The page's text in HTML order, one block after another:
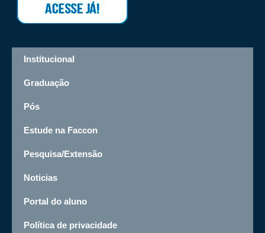
Institucional
Graduação
Pós
Estude na Faccon
Pesquisa/Extensão
Noticias
Portal do aluno
Política de privacidade